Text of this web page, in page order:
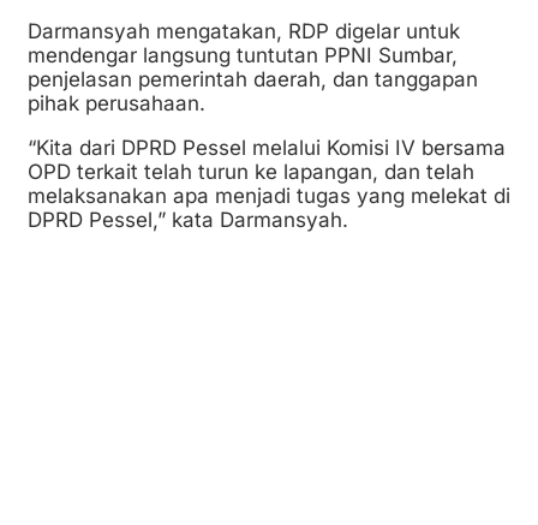
Darmansyah mengatakan, RDP digelar untuk
mendengar langsung tuntutan PPNI Sumbar,
penjelasan pemerintah daerah, dan tanggapan
pihak perusahaan.
“Kita dari DPRD Pessel melalui Komisi IV bersama
OPD terkait telah turun ke lapangan, dan telah
melaksanakan apa menjadi tugas yang melekat di
DPRD Pessel,” kata Darmansyah.